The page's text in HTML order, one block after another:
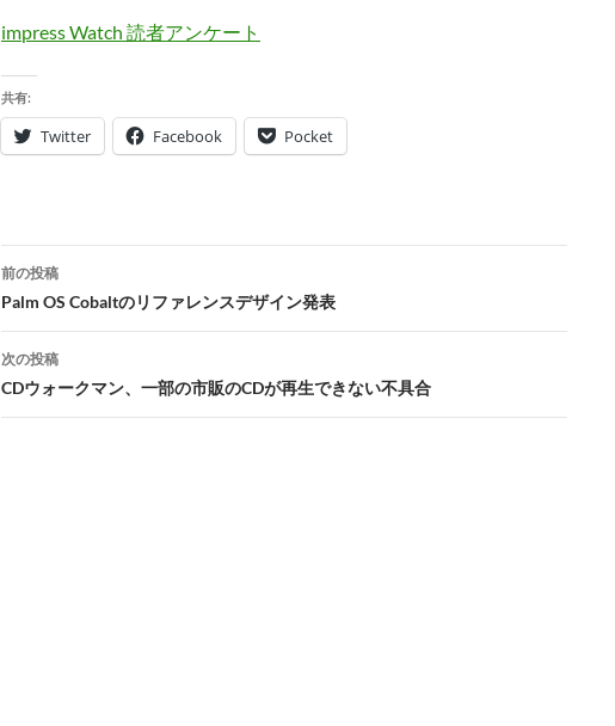
impress Watch 読者アンケート
共有:
Twitter Facebook Pocket
投
稿
ナ
ビ
ゲ
前の投稿
Palm OS Cobaltのリファレンスデザイン発表
次の投稿
CDウォークマン、一部の市販のCDが再生できない不具合